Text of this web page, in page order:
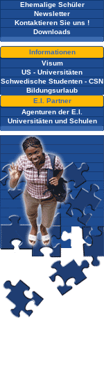
Ehemalige Schüler
Newsletter
Kontaktieren Sie uns !
Downloads
Informationen
Visum
US - Universitäten
Schwedische Studenten - CSN
Bildungsurlaub
E.I. Partner
Agenturen der E.I.
Universitäten und Schulen